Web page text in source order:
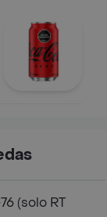
(solo RT